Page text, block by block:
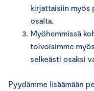
kirjattaisiin myös
osalta.
Myöhemmissä
toivoisimme
selkeästi osaksi
Pyydämme lisäämään